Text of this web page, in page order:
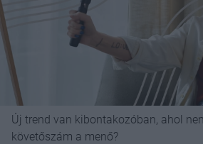
Új trend van kibontakozóban, ahol
követőszám a menő?